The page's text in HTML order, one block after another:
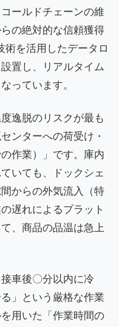
ールドチェーンの維
の絶対的な信頼獲得
術を活用したデータロ
置し、リアルタイム
っています。
逸脱のリスクが最も
ンターへの荷受け・
作業）」です。庫内
いても、ドックシェ
からの外気流入（特
遅れによるプラット
、商品の品温は急上
車後〇分以内に冷
」という厳格な作業
用いた「作業時間の